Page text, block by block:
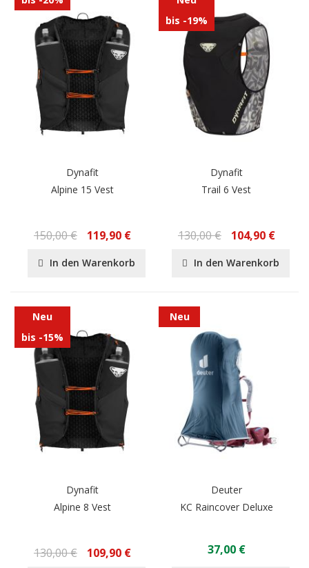
Dynafit
Alpine 15 Vest
150,00 € 119,90 €
In den Warenkorb
bis -19%
Dynafit
Trail 6 Vest
130,00 € 104,90 €
In den Warenkorb
Neu
bis -15%
Dynafit
Alpine 8 Vest
130,00 € 109,90 €
Neu
Deuter
KC Raincover Deluxe
37,00 €